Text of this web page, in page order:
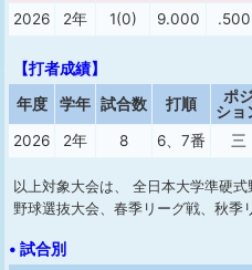
2026
2年 1(0) 9.000 .500
【打者成績】
年度
学年 試合数 打順
ポ
ショ
2026
2年 8 6、7番 三
以上対象大会は、 全日本大学準硬
野球選抜大会、春季リーグ戦、秋季
• 試合別